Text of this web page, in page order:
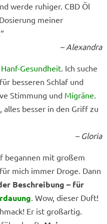
werde ruhiger. CBD Öl
meiner
– Alexandra
Gesundheit . Ich suche
besseren Schlaf und
Stimmung und Migräne
besser in den Griff zu
– Gloria
begannen mit großem
mich immer Droge. Dann
Beschreibung – für
. Wow, dieser Duft!
Er ist großartig.